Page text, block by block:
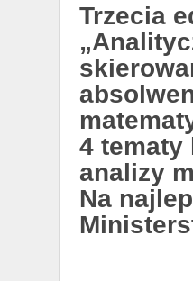
Trzecia
4 tematy
analizy
Na